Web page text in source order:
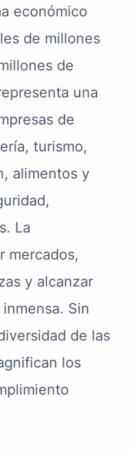
económico
de millones
de
una
de
turismo,
alimentos y
La
mercados,
y alcanzar
Sin
de las
los